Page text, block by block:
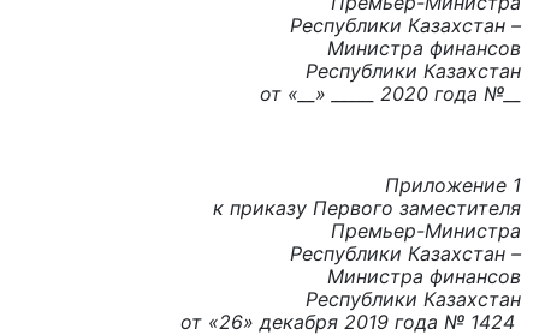
Республики Казахстан –
Министра финансов
Республики Казахстан
от «__» _____ 2020 года №__
Приложение 1
к приказу Первого заместителя
Премьер-Министра
Республики Казахстан –
Министра финансов
Республики Казахстан
от «26» декабря 2019 года № 1424